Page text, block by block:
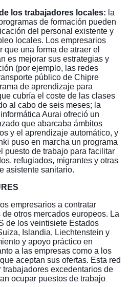
los trabajadores locales: la
de formación pueden
del personal existente y
locales. Los empresarios
una forma de atraer el
es mejorar sus estrategias y
(por ejemplo, las redes
público de Chipre
de aprendizaje para
cubría el coste de las clases
al cabo de seis meses; la
Aurai ofreció un
que abarcaba ámbitos
y el aprendizaje automático, y
puso en marcha un programa
puesto de trabajo para facilitar
refugiados, migrantes y otras
asistente sanitario.
empresarios a contratar
otros mercados europeos. La
de los veintisiete Estados
Islandia, Liechtenstein y
y apoyo práctico en
a las empresas como a los
aceptan sus ofertas. Esta red
trabajadores excedentarios de
ocupar puestos de trabajo